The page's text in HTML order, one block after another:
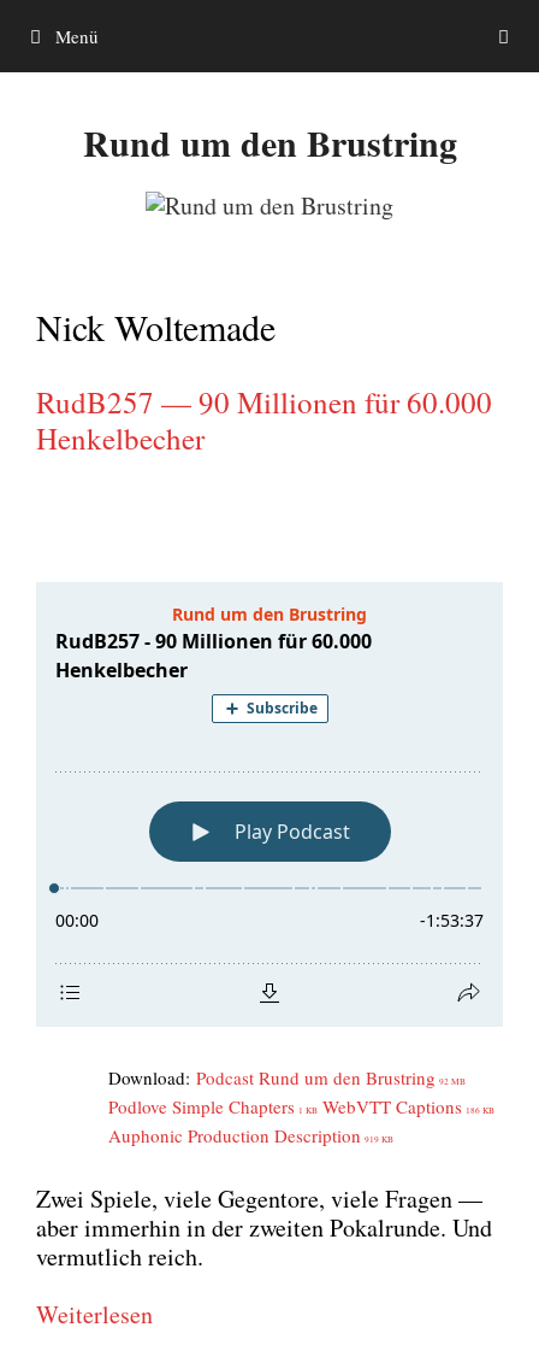
Inhalt
springen
Menü
Rund um den Brustring
Nick Woltemade
RudB257 — 90 Millionen für 60.000
Henkelbecher
Down­load: Pod­cast Rund um den Brust­ring 92 MB
Pod­l­ove Simp­le Chap­ters 1 KB WebVTT Cap­ti­ons 186 KB
Aupho­nic Pro­duc­tion Descrip­ti­on 919 KB
Zwei Spie­le, vie­le Gegen­to­re, vie­le Fra­gen —
aber immer­hin in der zwei­ten Pokal­run­de. Und
ver­mut­lich reich.
Wei­ter­le­sen